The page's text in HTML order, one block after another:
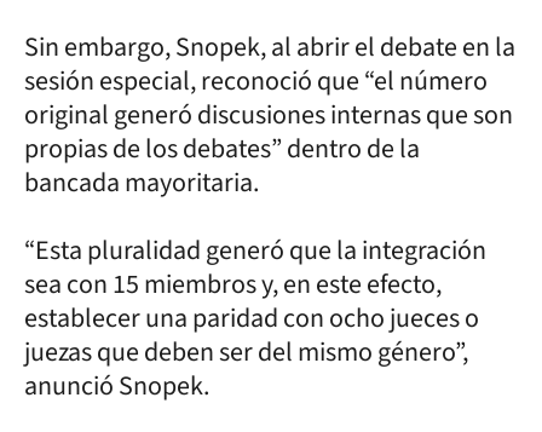
Sin embargo, Snopek, al abrir el debate en la
sesión especial, reconoció que “el número
original generó discusiones internas que son
propias de los debates” dentro de la
bancada mayoritaria.
“Esta pluralidad generó que la integración
sea con 15 miembros y, en este efecto,
establecer una paridad con ocho jueces o
juezas que deben ser del mismo género”,
anunció Snopek.